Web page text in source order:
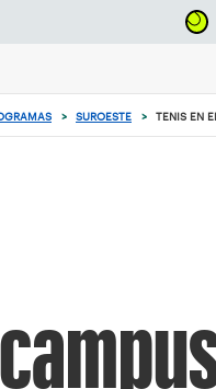
> SUROESTE > TENIS EN